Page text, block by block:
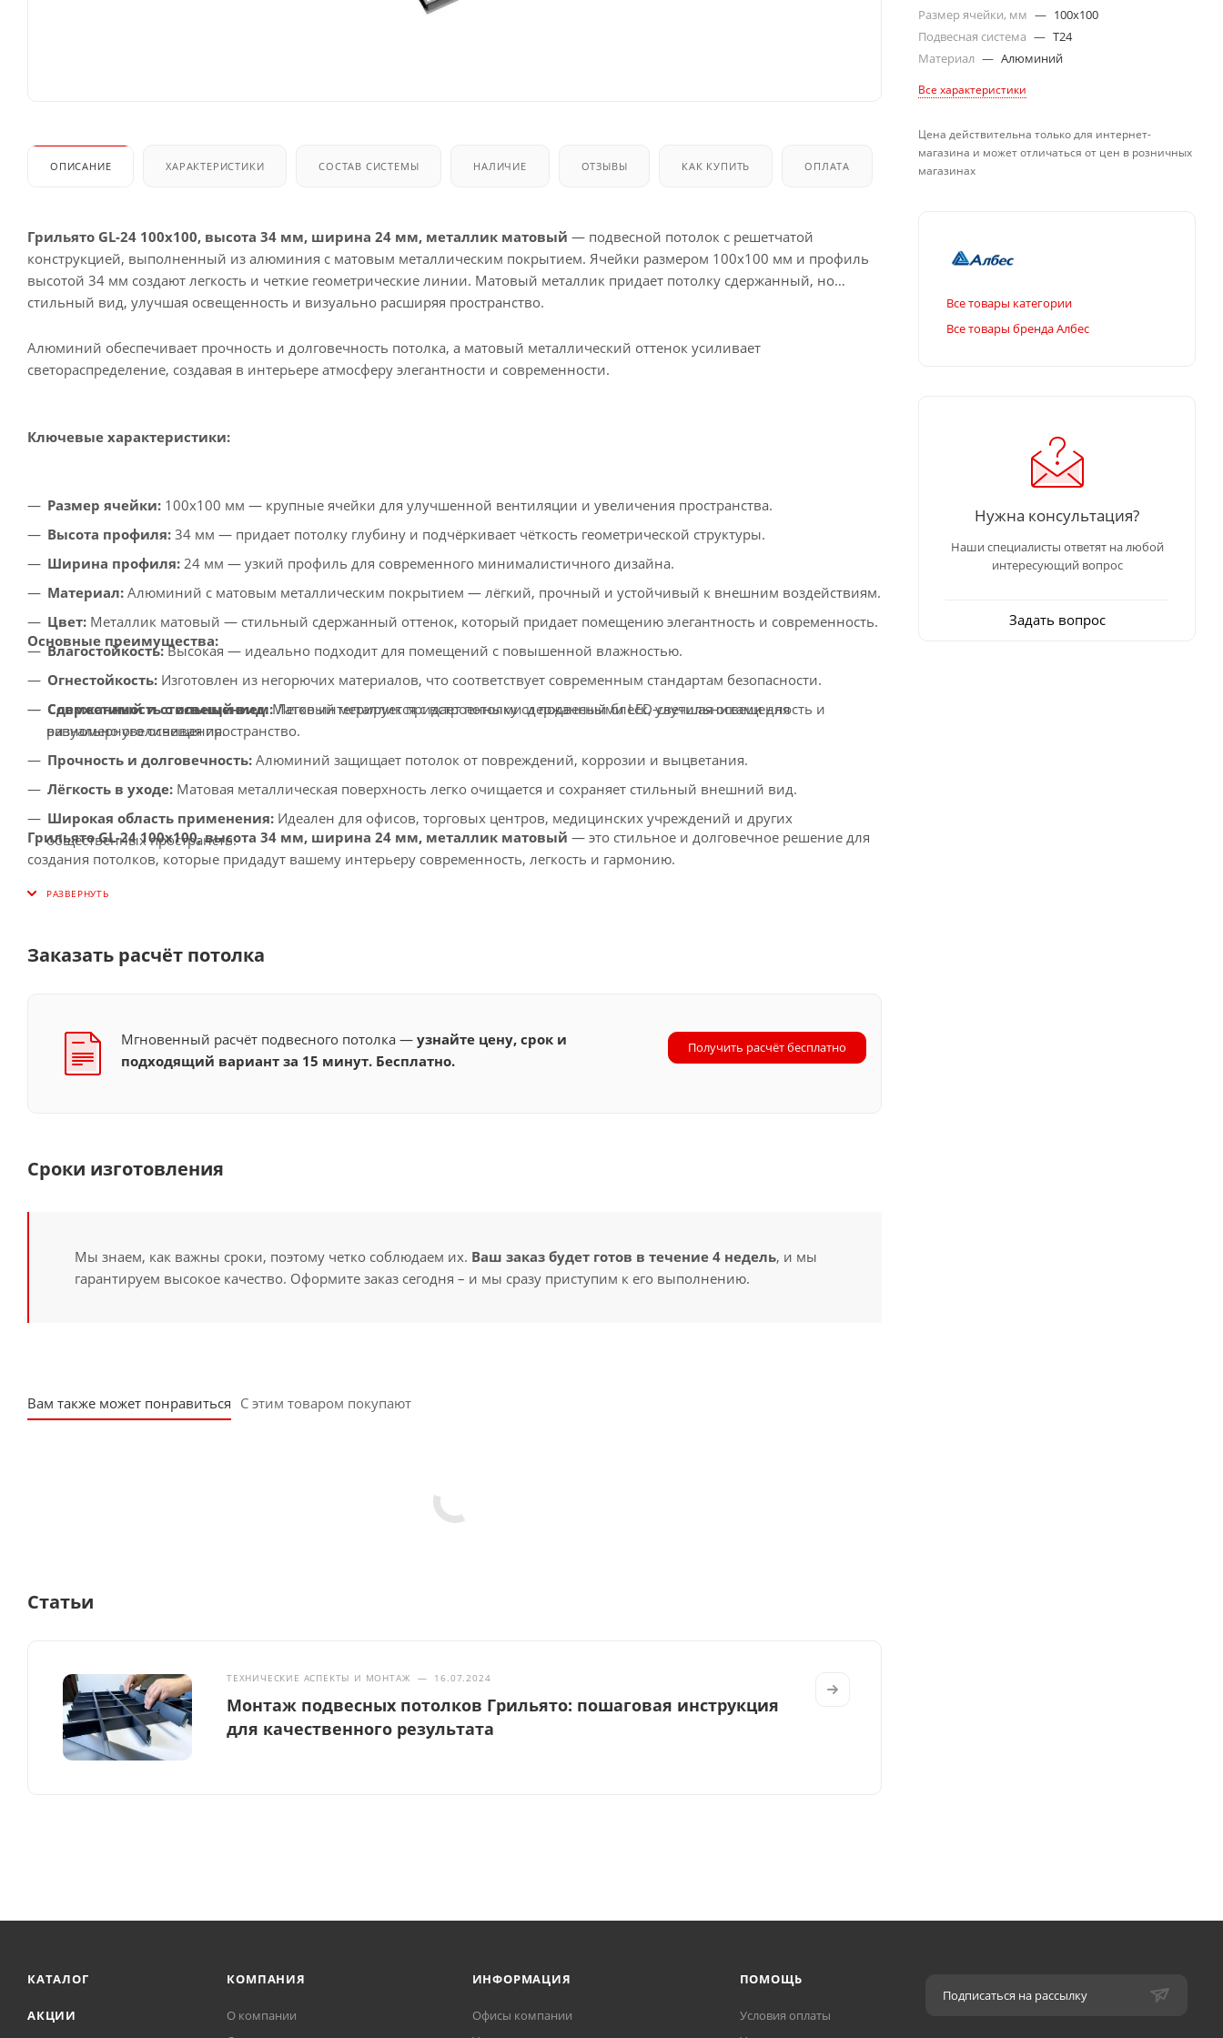
ОПИСАНИЕ ХАРАКТЕРИСТИКИ СОСТАВ СИСТЕМЫ НАЛИЧИЕ ОТЗЫВЫ КАК КУПИТЬ ОПЛАТА
Грильято GL-24 100x100, высота 34 мм, ширина 24 мм, металлик матовый — подвесной потолок с решетчатой
конструкцией, выполненный из алюминия с матовым металлическим покрытием. Ячейки размером 100x100 мм и профиль
высотой 34 мм создают легкость и четкие геометрические линии. Матовый металлик придает потолку сдержанный, но
стильный вид, улучшая освещенность и визуально расширяя пространство.
Алюминий обеспечивает прочность и долговечность потолка, а матовый металлический оттенок усиливает
светораспределение, создавая в интерьере атмосферу элегантности и современности.
Ключевые характеристики:
Размер ячейки: 100x100 мм — крупные ячейки для улучшенной вентиляции и увеличения пространства.
Высота профиля: 34 мм — придает потолку глубину и подчёркивает чёткость геометрической структуры.
Ширина профиля: 24 мм — узкий профиль для современного минималистичного дизайна.
Материал: Алюминий с матовым металлическим покрытием — лёгкий, прочный и устойчивый к внешним воздействиям.
Цвет: Металлик матовый — стильный сдержанный оттенок, который придает помещению элегантность и современность.
Влагостойкость:Высокая — идеально подходит для помещений с повышенной влажностью.
Огнестойкость: Изготовлен из негорючих материалов, что соответствует современным стандартам безопасности.
Совместимость с освещением:Легко интегрируется с встроенными и подвесными LED-светильниками для
равномерного освещения.
Основные преимущества:
Сдержанный и стильный вид:Матовый металлик придает потолку сдержанный блеск, улучшая освещенность и
визуально увеличивая пространство.
Прочность и долговечность: Алюминий защищает потолок от повреждений, коррозии и выцветания.
Лёгкость в уходе: Матовая металлическая поверхность легко очищается и сохраняет стильный внешний вид.
Широкая область применения: Идеален для офисов, торговых центров, медицинских учреждений и других
общественных пространств.
Грильято GL-24 100x100, высота 34 мм, ширина 24 мм, металлик матовый — это стильное и долговечное решение для
создания потолков, которые придадут вашему интерьеру современность, легкость и гармонию.
Заказать расчёт потолка
Мгновенный расчёт подвесного потолка —узнайте цену, срок и
подходящий вариант за 15 минут. Бесплатно.
Получить расчёт бесплатно
Сроки изготовления
Мы знаем, как важны сроки, поэтому четко соблюдаем их. Ваш заказ будет готов в течение 4 недель, и мы
гарантируем высокое качество. Оформите заказ сегодня – и мы сразу приступим к его выполнению.
Вам также может понравиться С этим товаром покупают
Статьи
ТЕХНИЧЕСКИЕ АСПЕКТЫ И МОНТАЖ — 16.07.2024
Монтаж подвесных потолков Грильято: пошаговая инструкция
для качественного результата
Размер ячейки, мм — 100x100
Подвесная система — T24
Материал — Алюминий
Все характеристики
Цена действительна только для интернет-
магазина и может отличаться от цен в розничных
магазинах
Все товары категории
Все товары бренда Албес
Нужна консультация?
Наши специалисты ответят на любой
интересующий вопрос
Задать вопрос
КАТАЛОГ
АКЦИИ
КОМПАНИЯ
О компании
ИНФОРМАЦИЯ
Офисы компании
ПОМОЩЬ
Условия оплаты
Подписаться на рассылку